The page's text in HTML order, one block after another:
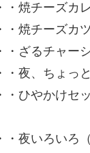
・焼チーズカ
・焼チーズカ
・ざるチャー
・夜、ちょっ
・ひやかけセ
・夜いろいろ